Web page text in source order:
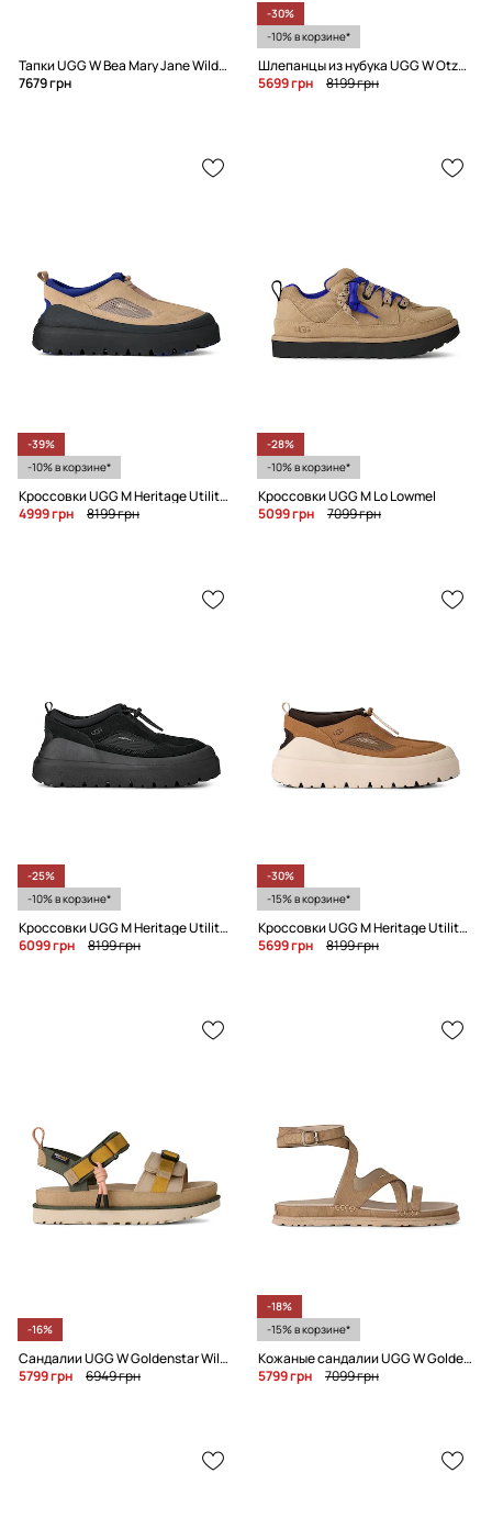
Тапки UGG W Bea Mary Jane Wildwood
7679 грн
-30%
-10% в корзине*
Шлепанцы из нубука UGG W Otzo Clog
5699 грн
8199 грн
-39%
-10% в корзине*
Кроссовки UGG M Heritage Utility Axoid
4999 грн
8199 грн
-28%
-10% в корзине*
Кроссовки UGG M Lo Lowmel
5099 грн
7099 грн
-25%
-10% в корзине*
Кроссовки UGG M Heritage Utility Axoid
6099 грн
8199 грн
-30%
-15% в корзине*
Кроссовки UGG M Heritage Utility Axoid
5699 грн
8199 грн
-16%
Сандалии UGG W Goldenstar Wildwood
5799 грн
6949 грн
-18%
-15% в корзине*
Кожаные сандалии UGG W Goldengaze Embossed Ankle Wrap
5799 грн
7099 грн